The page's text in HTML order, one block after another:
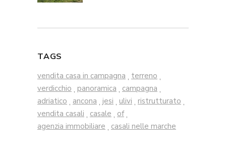
TAGS
vendita casa in campagna , terreno ,
verdicchio , panoramica , campagna ,
adriatico , ancona ,jesi , ulivi , ristrutturato ,
vendita casali , casale , of ,
agenzia immobiliare , casali nelle marche